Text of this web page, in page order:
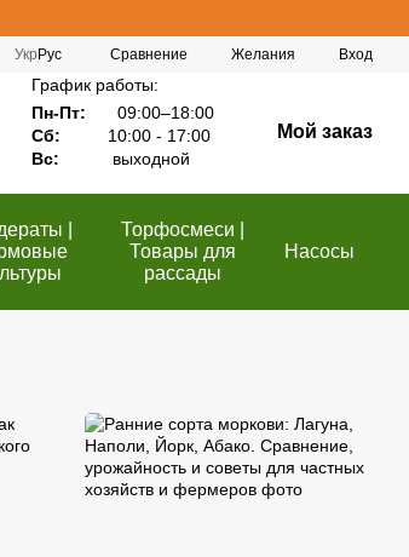
Укр Рус Сравнение Желания Вход
График работы:
Пн-Пт:
09:00–18:00
Сб:
10:00 - 17:00
Вс:
выходной
Мой заказ
|
Торфосмеси |
Товары для
рассады
Насосы